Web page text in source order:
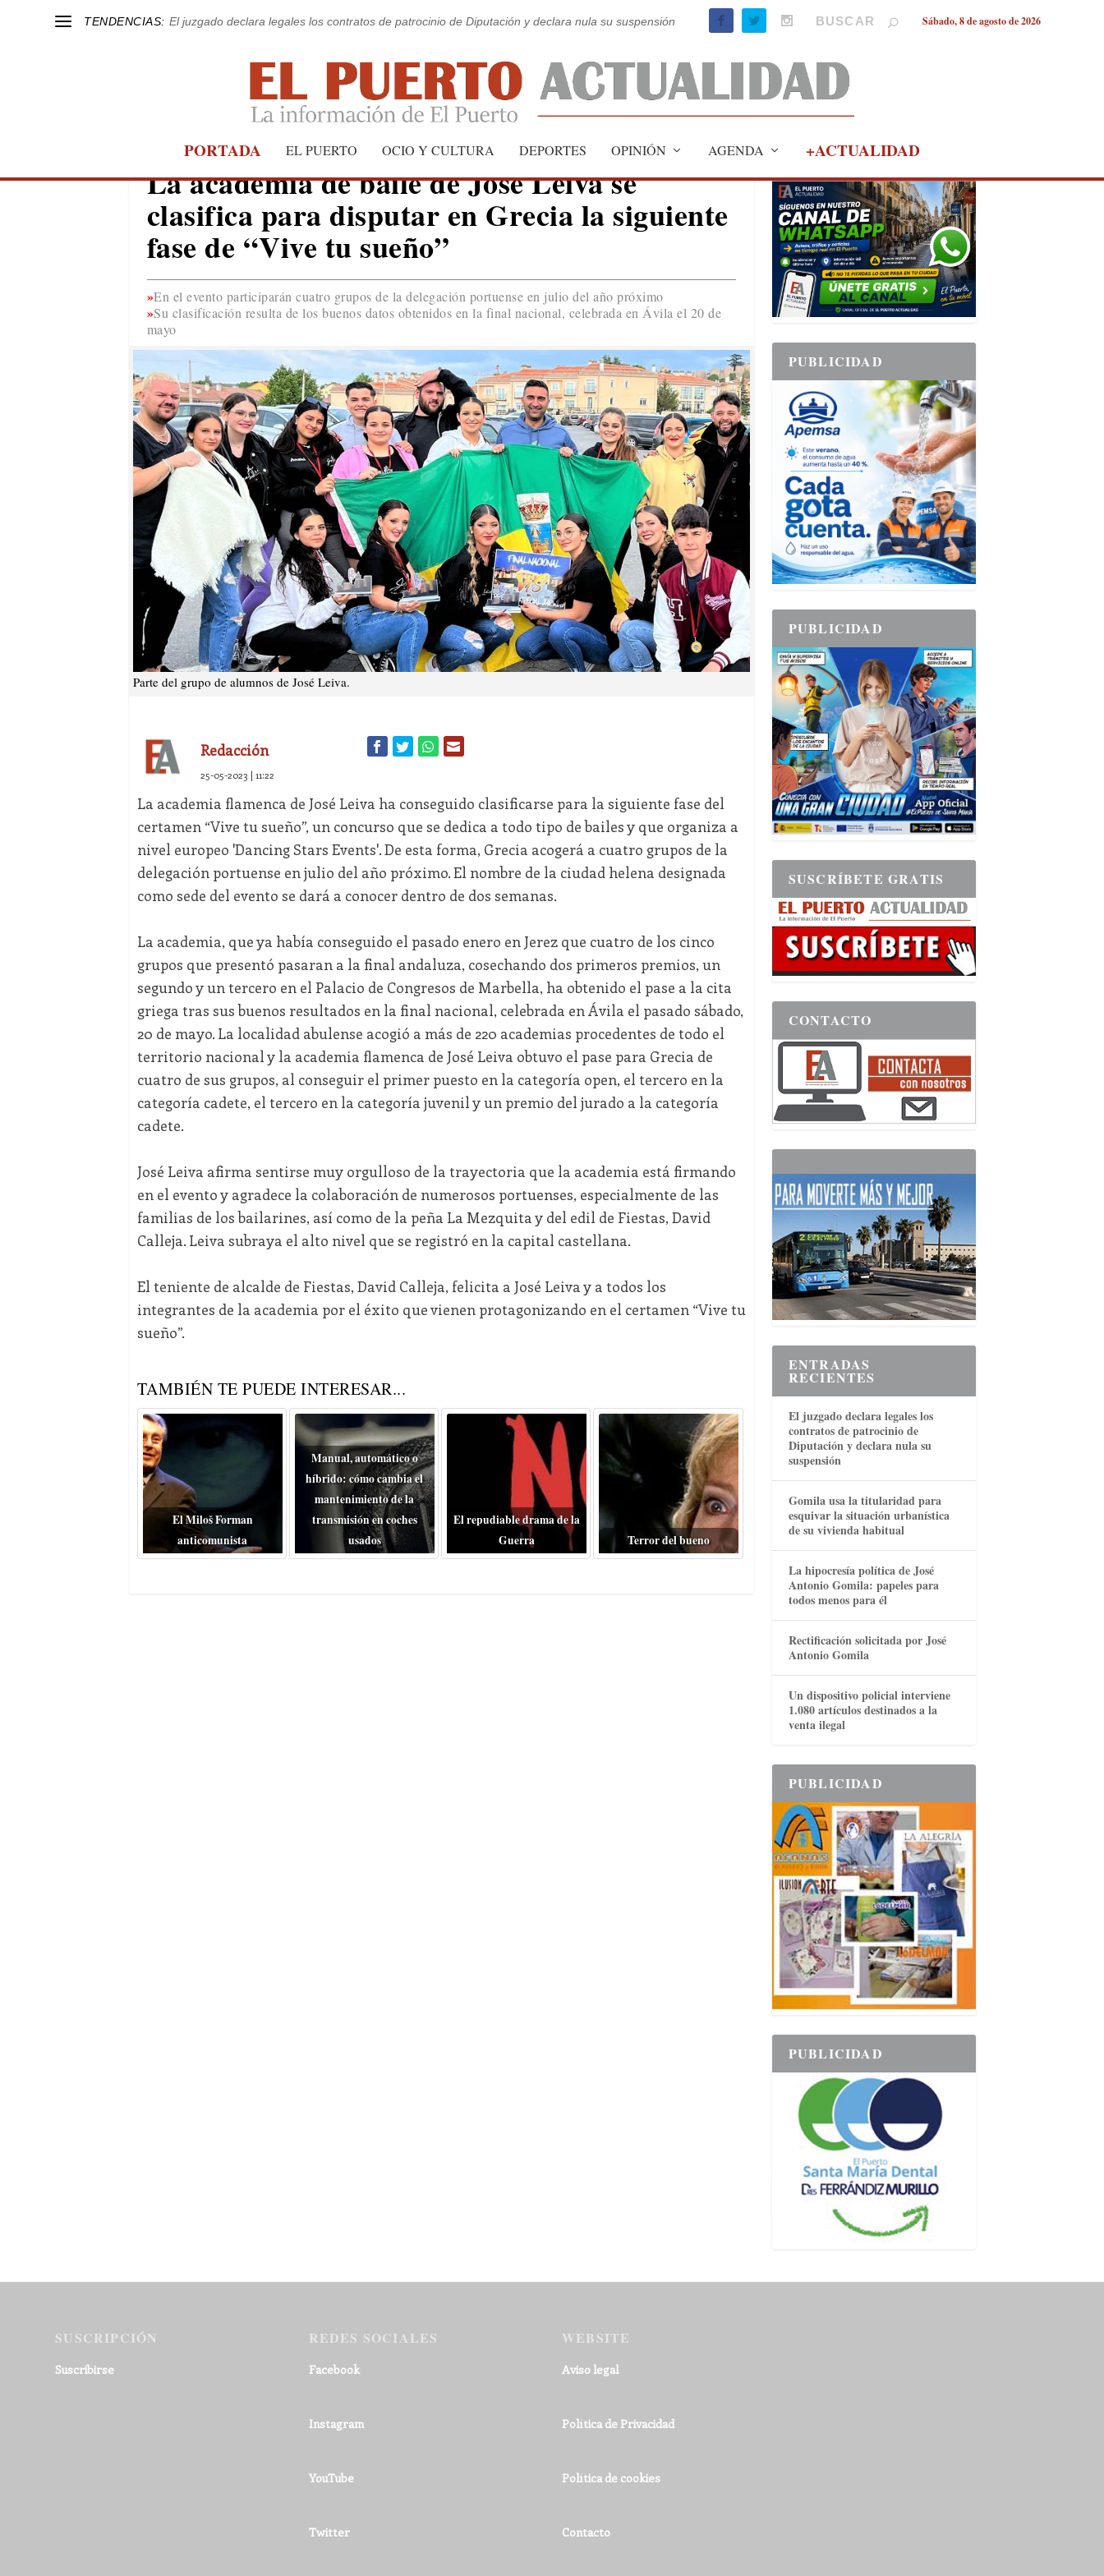
TENDENCIAS: El juzgado declara legales los contratos de patrocinio de Diputación y declara nula su suspensión Sábado, 8 de agosto de 2026
PORTADA EL PUERTO OCIO Y CULTURA DEPORTES OPINIÓN AGENDA +ACTUALIDAD
CULTURA
La academia de baile de José Leiva se
clasifica para disputar en Grecia la siguiente
fase de “Vive tu sueño”
En el evento participarán cuatro grupos de la delegación portuense en julio del año próximo
Su clasificación resulta de los buenos datos obtenidos en la final nacional, celebrada en Ávila el 20 de
mayo
Parte del grupo de alumnos de José Leiva.
Redacción
25-05-2023 | 11:22
La academia flamenca de José Leiva ha conseguido clasificarse para la siguiente fase del
certamen “Vive tu sueño”, un concurso que se dedica a todo tipo de bailes y que organiza a
nivel europeo 'Dancing Stars Events'. De esta forma, Grecia acogerá a cuatro grupos de la
delegación portuense en julio del año próximo. El nombre de la ciudad helena designada
como sede del evento se dará a conocer dentro de dos semanas.
La academia, que ya había conseguido el pasado enero en Jerez que cuatro de los cinco
grupos que presentó pasaran a la final andaluza, cosechando dos primeros premios, un
segundo y un tercero en el Palacio de Congresos de Marbella, ha obtenido el pase a la cita
griega tras sus buenos resultados en la final nacional, celebrada en Ávila el pasado sábado,
20 de mayo. La localidad abulense acogió a más de 220 academias procedentes de todo el
territorio nacional y la academia flamenca de José Leiva obtuvo el pase para Grecia de
cuatro de sus grupos, al conseguir el primer puesto en la categoría open, el tercero en la
categoría cadete, el tercero en la categoría juvenil y un premio del jurado a la categoría
cadete.
José Leiva afirma sentirse muy orgulloso de la trayectoria que la academia está firmando
en el evento y agradece la colaboración de numerosos portuenses, especialmente de las
familias de los bailarines, así como de la peña La Mezquita y del edil de Fiestas, David
Calleja. Leiva subraya el alto nivel que se registró en la capital castellana.
El teniente de alcalde de Fiestas, David Calleja, felicita a José Leiva y a todos los
integrantes de la academia por el éxito que vienen protagonizando en el certamen “Vive tu
sueño”.
TAMBIÉN TE PUEDE INTERESAR...
El Miloš Forman
anticomunista
Manual, automático o
híbrido: cómo cambia el
mantenimiento de la
transmisión en coches
usados
El repudiable drama de la
Guerra
Terror del bueno
PUBLICIDAD
PUBLICIDAD
PUBLICIDAD
SUSCRÍBETE GRATIS
CONTACTO
ENTRADAS
RECIENTES
El juzgado declara legales los
contratos de patrocinio de
Diputación y declara nula su
suspensión
Gomila usa la titularidad para
esquivar la situación urbanística
de su vivienda habitual
La hipocresía política de José
Antonio Gomila: papeles para
todos menos para él
Rectificación solicitada por José
Antonio Gomila
Un dispositivo policial interviene
1.080 artículos destinados a la
venta ilegal
PUBLICIDAD
PUBLICIDAD
SUSCRIPCIÓN
Suscribirse
REDES SOCIALES
Facebook
Instagram
YouTube
Twitter
WEBSITE
Aviso legal
Política de Privacidad
Política de cookies
Contacto